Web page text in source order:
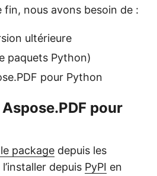
nous avons besoin de :
ultérieure
paquets Python)
pour Python
pour
package depuis les
depuis PyPI en